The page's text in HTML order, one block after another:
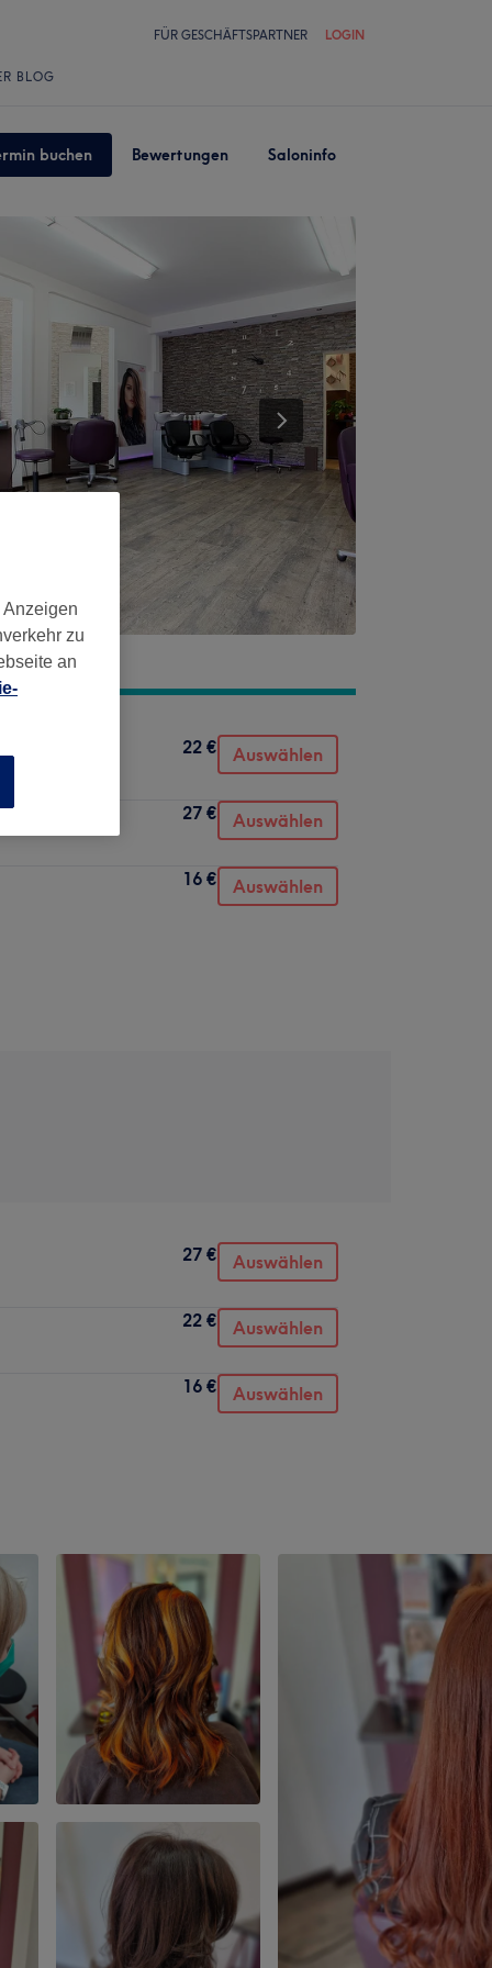
FÜR GESCHÄFTSPARTNER LOGIN
BLOG
buchen Bewertungen Saloninfo
22 € Auswählen
27 € Auswählen
16 € Auswählen
27 € Auswählen
22 € Auswählen
16 € Auswählen
zu
an